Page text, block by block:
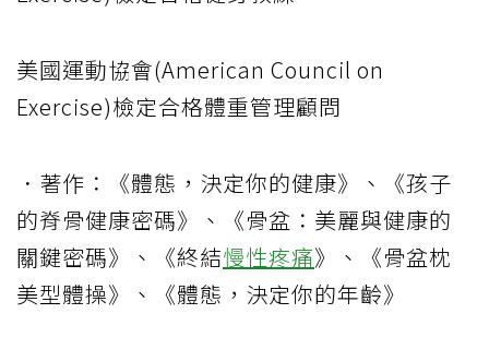
美國運動協會(American Council on
Exercise)檢定合格體重管理顧問
．著作：《體態，決定你的健康》、《孩子
的脊骨健康密碼》、《骨盆：美麗與健康的
關鍵密碼》、《終結慢性疼痛》、《骨盆枕
美型體操》、《體態，決定你的年齡》